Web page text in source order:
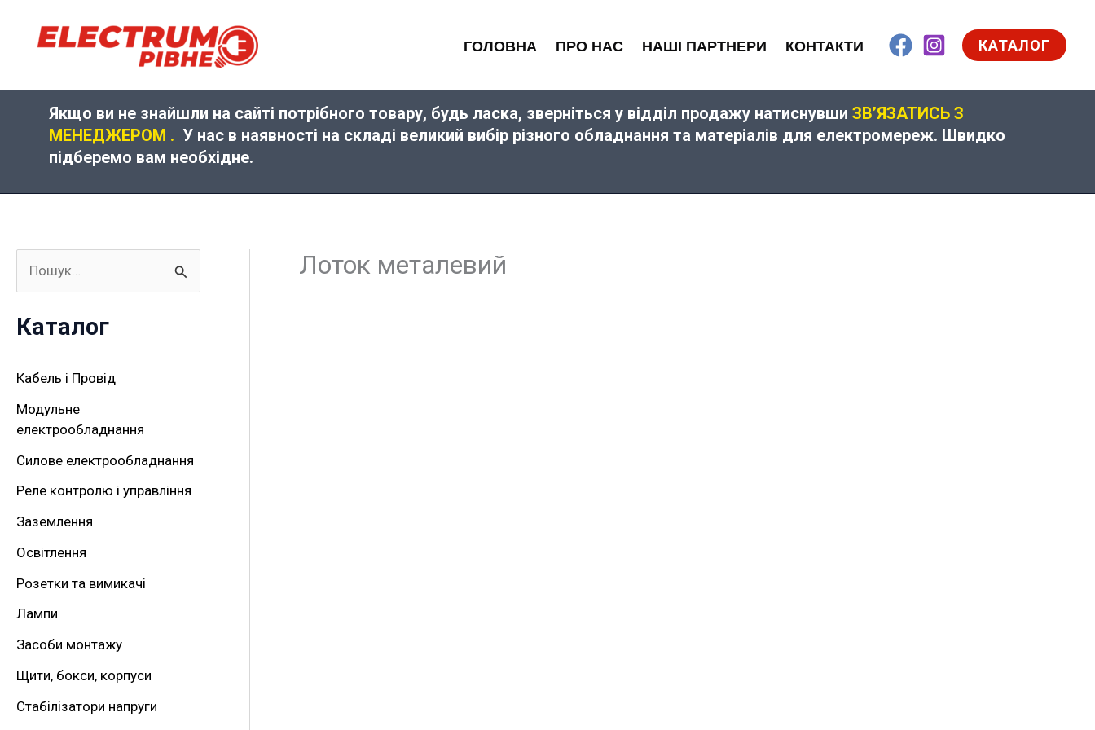
ГОЛОВНА ПРО НАС НАШІ ПАРТНЕРИ КОНТАКТИ КАТАЛОГ
Якщо ви не знайшли на сайті потрібного товару, будь ласка, зверніться у відділ продажу натиснувши ЗВ’ЯЗАТИСЬ З
МЕНЕДЖЕРОМ . У нас в наявності на складі великий вибір різного обладнання та матеріалів для електромереж. Швидко
підберемо вам необхідне.
к
т
и
Каталог
Кабель і Провід
Модульне
електрообладнання
Силове електрообладнання
Реле контролю і управління
Заземлення
Освітлення
Розетки та вимикачі
Лампи
Засоби монтажу
Щити, бокси, корпуси
Стабілізатори напруги
Лоток металевий